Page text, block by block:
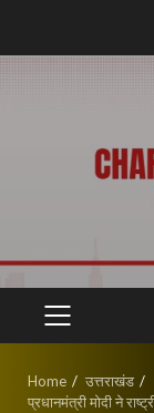
PRIMARY
Home
उत्तराखंड
प्रधानमंत्री मोदी ने